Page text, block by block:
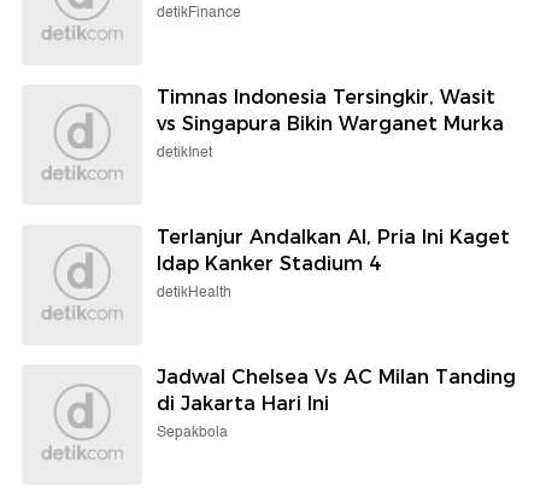
detikFinance
Timnas Indonesia Tersingkir, Wasit
vs Singapura Bikin Warganet Murka
detikInet
Terlanjur Andalkan AI, Pria Ini Kaget
Idap Kanker Stadium 4
detikHealth
Jadwal Chelsea Vs AC Milan Tanding
di Jakarta Hari Ini
Sepakbola